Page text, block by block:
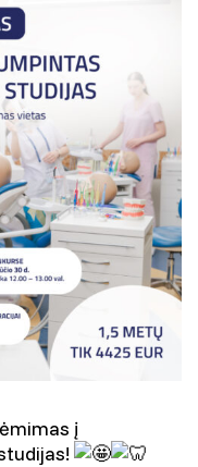
į